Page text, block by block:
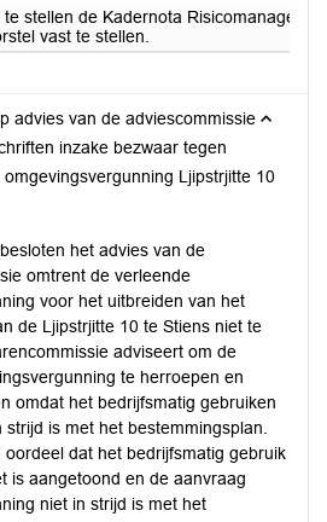
stellen de Kadernota
vast te stellen.
advies van de adviescommissie
inzake bezwaar tegen
Ljipstrjitte 10
het advies van de
omtrent de verleende
voor het uitbreiden van het
de Ljipstrjitte 10 te Stiens niet te
adviseert om de
te herroepen en
omdat het bedrijfsmatig gebruiken
is met het bestemmingsplan.
oordeel dat het bedrijfsmatig gebruik
is aangetoond en de aanvraag
niet in strijd is met het